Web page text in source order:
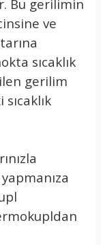
Bu gerilimin
ve
sıcaklık
gerilim